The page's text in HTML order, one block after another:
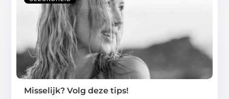
Misselijk? Volg deze tips!